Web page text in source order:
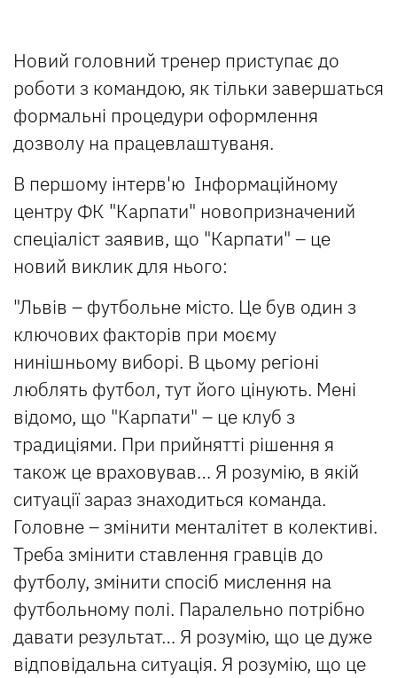
Новий головний тренер приступає до
роботи з командою, як тільки завершаться
формальні процедури оформлення
дозволу на працевлаштуваня.
В першому інтерв'ю Інформаційному
центру ФК "Карпати" новопризначений
спеціаліст заявив, що "Карпати" – це
новий виклик для нього:
"Львів – футбольне місто. Це був один з
ключових факторів при моєму
нинішньому виборі. В цьому регіоні
люблять футбол, тут його цінують. Мені
відомо, що "Карпати" – це клуб з
традиціями. При прийнятті рішення я
також це враховував… Я розумію, в якій
ситуації зараз знаходиться команда.
Головне – змінити менталітет в колективі.
Треба змінити ставлення гравців до
футболу, змінити спосіб мислення на
футбольному полі. Паралельно потрібно
давати результат… Я розумію, що це дуже
відповідальна ситуація. Я розумію, що це